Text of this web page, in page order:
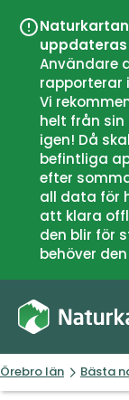
Användare
rapporterar
Vi
helt från
igen! Då
befintliga
efter
all data för
att klara
den blir för
behöver
Örebro län Bästa